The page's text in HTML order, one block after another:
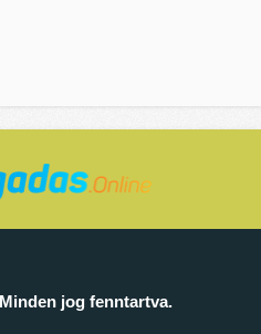
jog fenntartva.